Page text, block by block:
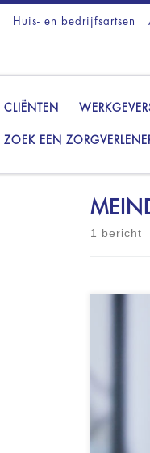
Huis- en bedrijfsartsen
CLIËNTEN
ZOEK EEN
1 bericht
regio
of op
ik